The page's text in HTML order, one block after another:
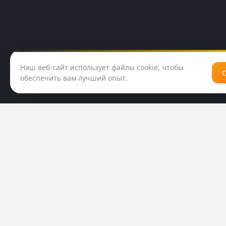
Наш веб-сайт использует файлы cookie, чтобы
обеспечить вам лучший опыт.